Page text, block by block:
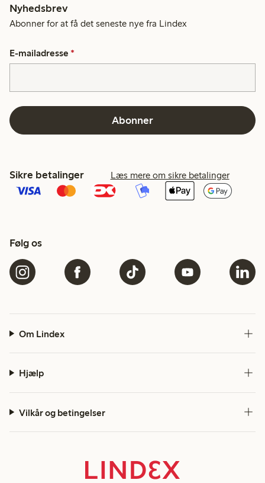
Nyhedsbrev
Abonner for at få det seneste nye fra Lindex
E-mailadresse *
Abonner
Sikre betalinger Læs mere om sikre betalinger
Følg os
Om Lindex
Hjælp
Vilkår og betingelser